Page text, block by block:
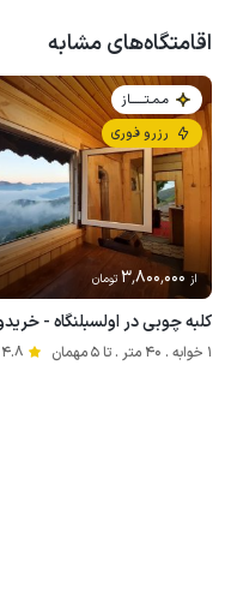
اقامتگاه‌های مشابه
مـمـتــــــاز
رزرو فوری
از 3٬800٬000 تومان
کلبه چوبی در اولسبلنگاه -
1 خوابه . 40 متر . تا 5 مهمان 4.8